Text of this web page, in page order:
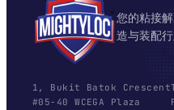
您的粘接
造与装配
1, Bukit Batok Crescent
#05-40 WCEGA Plaza